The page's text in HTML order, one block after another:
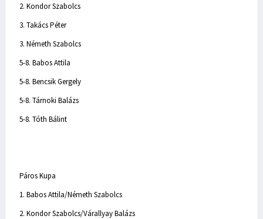
2. Kondor Szabolcs
3. Takács Péter
3. Németh Szabolcs
5-8. Babos Attila
5-8. Bencsik Gergely
5-8. Tárnoki Balázs
5-8. Tóth Bálint
Páros Kupa
1. Babos Attila/Németh Szabolcs
2. Kondor Szabolcs/Várallyay Balázs